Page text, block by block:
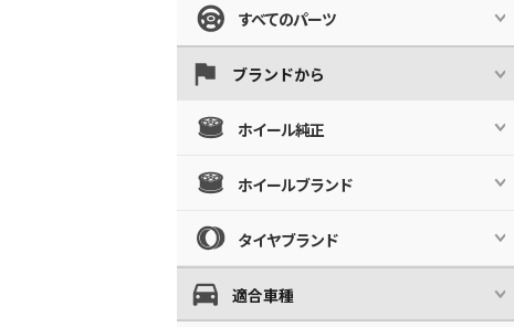
すべてのパーツ
ブランドから
ホイール純正
ホイールブランド
タイヤブランド
適合車種